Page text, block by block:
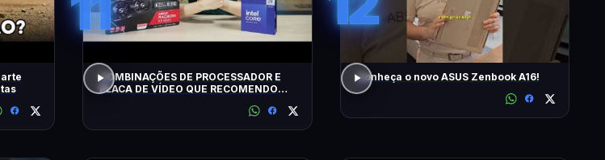
COMBINAÇÕES DE PROCESSADOR E
PLACA DE VÍDEO QUE RECOMENDO
Conheça o novo ASUS Zenbook A16!